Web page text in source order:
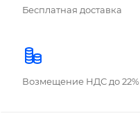
Бесплатная доставка
Возмещение НДС до 22%